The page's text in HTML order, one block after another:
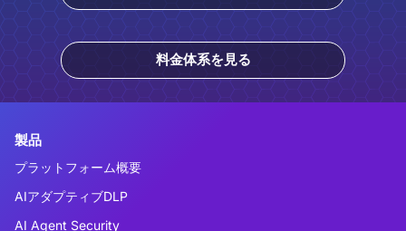
料金体系を見る
製品
プラットフォーム概要
AIアダプティブDLP
AI Agent Security